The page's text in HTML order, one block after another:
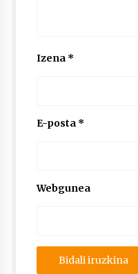
Izena *
E-posta *
Webgunea